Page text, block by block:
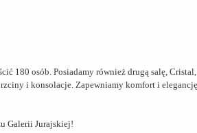
180 osób. Posiadamy również drugą salę,
i konsolacje. Zapewniamy komfort i
Galerii Jurajskiej!